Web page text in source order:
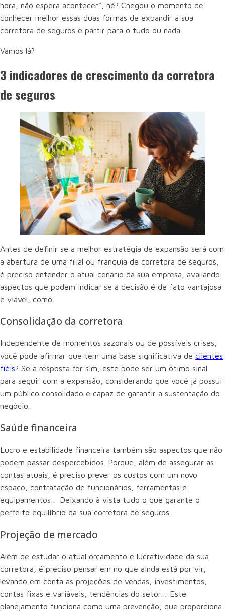
hora, não espera acontecer", né? Chegou o momento de
conhecer melhor essas duas formas de expandir a sua
corretora de seguros e partir para o tudo ou nada.
Vamos lá?
3 indicadores de crescimento da corretora
de seguros
Antes de definir se a melhor estratégia de expansão será com
a abertura de uma filial ou franquia de corretora de seguros,
é preciso entender o atual cenário da sua empresa, avaliando
aspectos que podem indicar se a decisão é de fato vantajosa
e viável, como:
Consolidação da corretora
Independente de momentos sazonais ou de possíveis crises,
você pode afirmar que tem uma base significativa de clientes
fiéis? Se a resposta for sim, este pode ser um ótimo sinal
para seguir com a expansão, considerando que você já possui
um público consolidado e capaz de garantir a sustentação do
negócio.
Saúde financeira
Lucro e estabilidade financeira também são aspectos que não
podem passar despercebidos. Porque, além de assegurar as
contas atuais, é preciso prever os custos com um novo
espaço, contratação de funcionários, ferramentas e
equipamentos… Deixando à vista tudo o que garante o
perfeito equilíbrio da sua corretora de seguros.
Projeção de mercado
Além de estudar o atual orçamento e lucratividade da sua
corretora, é preciso pensar em no que ainda está por vir,
levando em conta as projeções de vendas, investimentos,
contas fixas e variáveis, tendências do setor… Este
planejamento funciona como uma prevenção, que proporciona